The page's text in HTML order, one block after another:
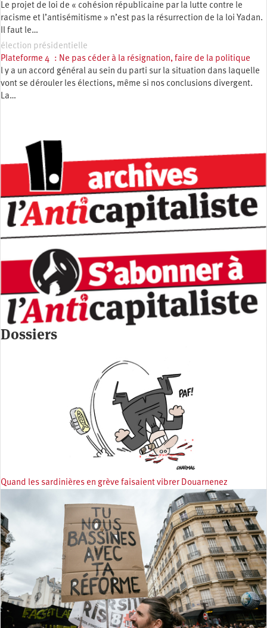
Le projet de loi de « cohésion républicaine par la lutte contre le
racisme et l’antisémitisme » n’est pas la résurrection de la loi Yadan.
Il faut le…
élection présidentielle
Plateforme 4 : Ne pas céder à la résignation, faire de la politique
l y a un accord général au sein du parti sur la situation dans laquelle
vont se dérouler les élections, même si nos conclusions divergent.
La…
Dossiers
Quand les sardinières en grève faisaient vibrer Douarnenez